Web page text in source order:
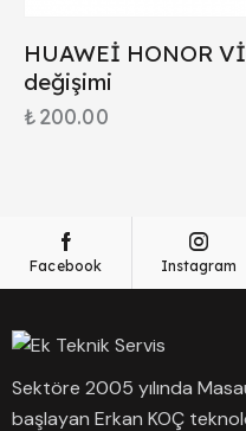
HUAWEİ HONOR
değişimi
₺200.00
Facebook Instagram
Sektöre 2005 yılında
başlayan Erkan KOÇ